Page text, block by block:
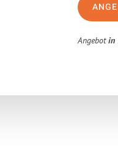
Angebotin